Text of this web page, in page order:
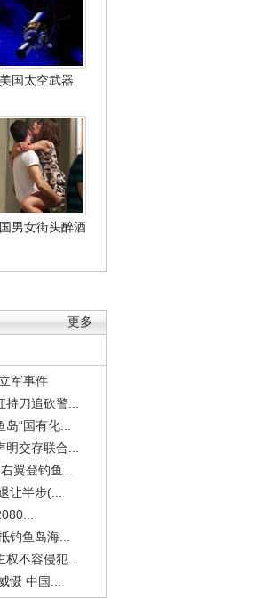
美国太空武器
男女街头醉酒
更多
军事件
刀追砍警...
“国有化...
交存联合...
翼登钓鱼...
让半步(...
钓鱼岛海...
不容侵犯...
慑 中国...